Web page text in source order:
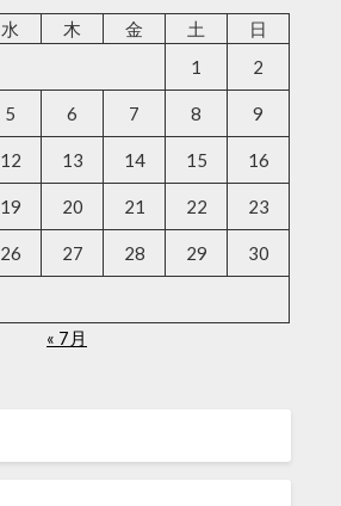
水 木 金 土
日
1
2
5 6 7 8 9
12 13 14 15 16
19 20 21 22 23
26 27 28 29 30
« 7月